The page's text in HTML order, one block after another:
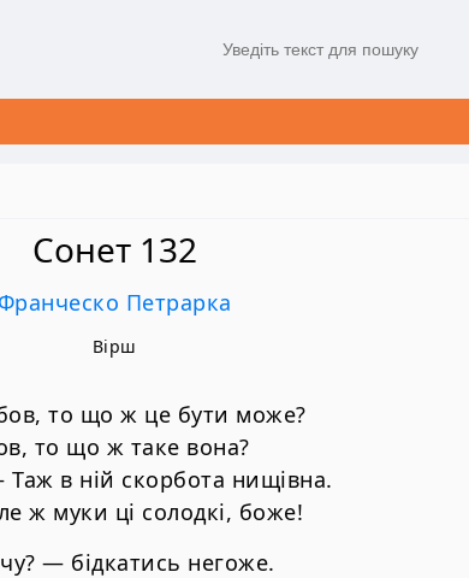
Сонет 132
Франческо Петрарка
Вірш
то що ж це бути може?
то що ж таке вона?
в ній скорбота нищівна.
ж муки ці солодкі, боже!
— бідкатись негоже.